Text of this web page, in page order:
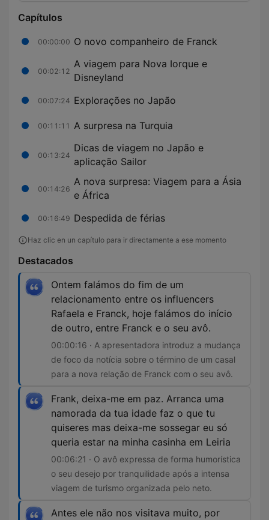
Capítulos
00:00:00 O novo companheiro de Franck
00:02:12
A viagem para Nova Iorque e
Disneyland
00:07:24 Explorações no Japão
00:11:11 A surpresa na Turquia
00:13:24
Dicas de viagem no Japão e
aplicação Sailor
00:14:26
A nova surpresa: Viagem para a Ásia
e África
00:16:49 Despedida de férias
Haz clic en un capítulo para ir directamente a ese momento
Destacados
Ontem falámos do fim de um
relacionamento entre os influencers
Rafaela e Franck, hoje falámos do início
de outro, entre Franck e o seu avô.
00:00:16 · A apresentadora introduz a mudança
de foco da notícia sobre o término de um casal
para a nova relação de Franck com o seu avô.
Frank, deixa-me em paz. Arranca uma
namorada da tua idade faz o que tu
quiseres mas deixa-me sossegar eu só
queria estar na minha casinha em Leiria
00:06:21 · O avô expressa de forma humorística
o seu desejo por tranquilidade após a intensa
viagem de turismo organizada pelo neto.
Antes ele não nos visitava muito, por